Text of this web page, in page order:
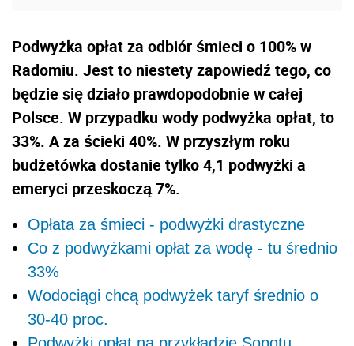
Podwyżka opłat za odbiór śmieci o 100% w
Radomiu. Jest to niestety zapowiedź tego, co
będzie się działo prawdopodobnie w całej
Polsce. W przypadku wody podwyżka opłat, to
33%. A za ścieki 40%. W przyszłym roku
budżetówka dostanie tylko 4,1 podwyżki a
emeryci przeskoczą 7%.
Opłata za śmieci - podwyżki drastyczne
Co z podwyżkami opłat za wodę - tu średnio
33%
Wodociągi chcą podwyżek taryf średnio o
30-40 proc.
Podwyżki opłat na przykładzie Sopotu